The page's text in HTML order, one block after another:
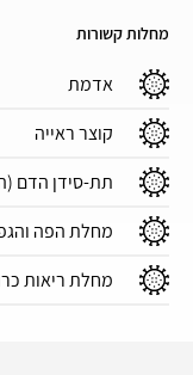
מחלות קשורות
אדמת
קוצר ראייה
תת-סידן הדם
מחלת הפה
מחלת ריאות